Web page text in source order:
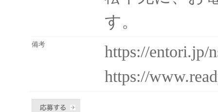
す。
備考
https://entori.jp/
https://